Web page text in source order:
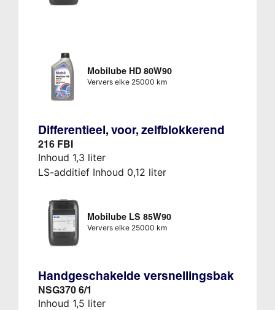
Mobilube HD 80W90
Ververs elke 25000 km
Differentieel, voor, zelfblokkerend
216 FBI
Inhoud 1,3 liter
LS-additief Inhoud 0,12 liter
Mobilube LS 85W90
Ververs elke 25000 km
Handgeschakelde versnellingsbak
NSG370 6/1
Inhoud 1,5 liter